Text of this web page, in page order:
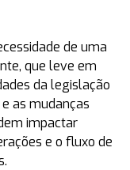
de uma
que leve em
da legislação
as mudanças
impactar
e o fluxo de